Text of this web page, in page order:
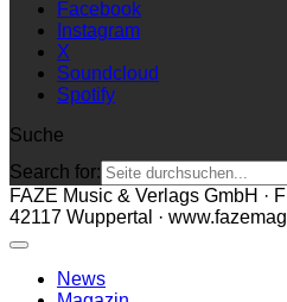
Facebook
Instagram
X
Soundcloud
Spotify
Suche
Search for:
FAZE Music & Verlags GmbH ·
42117 Wuppertal ·
News